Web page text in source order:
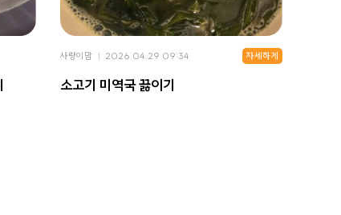
사랑이맘 2026.04.29 09:34
소고기 미역국 끓이기
자세하게